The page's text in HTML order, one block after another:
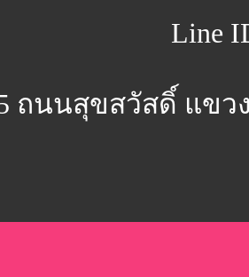
Line
ถนนสุขสวัสดิ์ แขว